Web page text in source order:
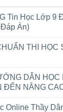
Tin Học Lớp 9
Án)
THI HỌC
DẪN HỌC
ĐẾN NÂNG
Online Thầy